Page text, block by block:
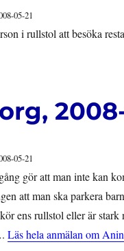
05-21
i rullstol att besöka
05-21
gör att man inte kan
att man ska parkera
ens rullstol eller är
Läs hela anmälan om